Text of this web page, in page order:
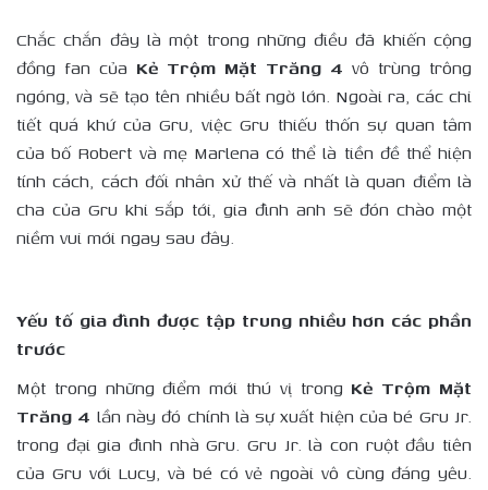
Chắc chắn đây là một trong những điều đã khiến cộng
đồng fan của Kẻ Trộm Mặt Trăng 4 vô trùng trông
ngóng, và sẽ tạo tên nhiều bất ngờ lớn. Ngoài ra, các chi
tiết quá khứ của Gru, việc Gru thiếu thốn sự quan tâm
của bố Robert và mẹ Marlena có thể là tiền đề thể hiện
tính cách, cách đối nhân xử thế và nhất là quan điểm là
cha của Gru khi sắp tới, gia đình anh sẽ đón chào một
niềm vui mới ngay sau đây.
Yếu tố gia đình được tập trung nhiều hơn các phần
trước
Một trong những điểm mới thú vị trong Kẻ Trộm Mặt
Trăng 4 lần này đó chính là sự xuất hiện của bé Gru Jr.
trong đại gia đình nhà Gru. Gru Jr. là con ruột đầu tiên
của Gru với Lucy, và bé có vẻ ngoài vô cùng đáng yêu.